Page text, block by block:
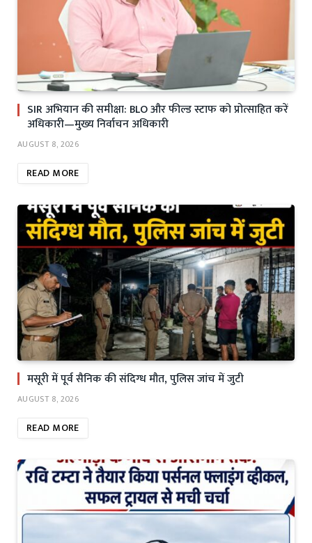
SIR अभियान की समीक्षा: BLO और फील्ड स्टाफ को प्रोत्साहित करें
अधिकारी—मुख्य निर्वाचन अधिकारी
AUGUST 8, 2026
READ MORE
मसूरी में पूर्व सैनिक की संदिग्ध मौत, पुलिस जांच में जुटी
AUGUST 8, 2026
READ MORE